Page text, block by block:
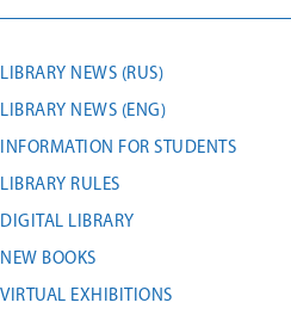
LIBRARY NEWS (RUS)
LIBRARY NEWS (ENG)
INFORMATION FOR STUDENTS
LIBRARY RULES
DIGITAL LIBRARY
NEW BOOKS
VIRTUAL EXHIBITIONS